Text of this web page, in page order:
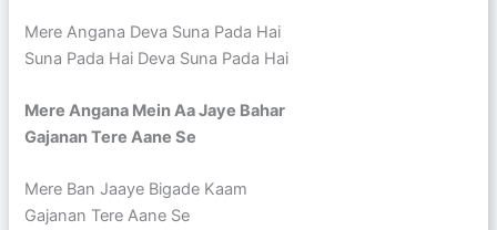
Mere Angana Deva Suna Pada Hai
Suna Pada Hai Deva Suna Pada Hai
Mere Angana Mein Aa Jaye Bahar
Gajanan Tere Aane Se
Mere Ban Jaaye Bigade Kaam
Gajanan Tere Aane Se